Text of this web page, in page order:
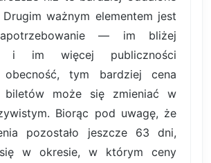
ważnym elementem jest
— im bliżej
i im więcej publiczności
obecność, tym bardziej cena
biletów może się zmieniać w
Biorąc pod uwagę, że
pozostało jeszcze 63 dni,
się w okresie, w którym ceny